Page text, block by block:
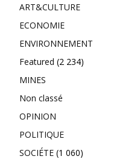
ART&CULTURE
ECONOMIE
ENVIRONNEMENT
Featured (2 234)
MINES
Non classé
OPINION
POLITIQUE
SOCIÉTE (1 060)